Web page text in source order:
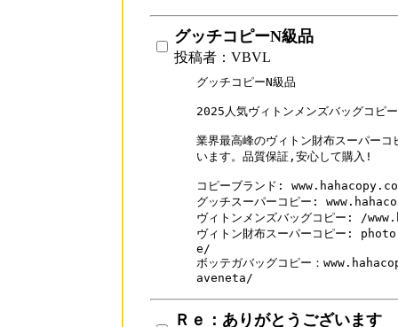
グッチコピーN級品
投稿者：VBVL
グッチコピーN級品
2025人気ヴィトンメンズバッグコピ
業界最高峰のヴィトン財布スーパー
います。品質保証,安心して購入!
コピーブランド:
グッチスーパーコピー:
ヴィトンメンズバッグコピー: /
ヴィトン財布スーパーコピー:
e/
ボッテガバッグコピー：
aveneta/
Ｒｅ：ありがとうございます